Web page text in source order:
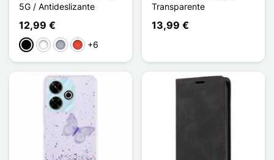
5G / Antideslizante
12,99 €
NegroBlanco
Gris Rojo+6
Transparente
13,99 €